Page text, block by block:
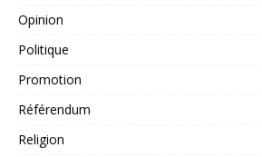
Opinion
Politique
Promotion
Référendum
Religion